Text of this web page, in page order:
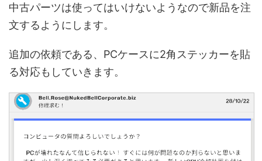
中古パーツは使ってはいけないようなので新品を注
文するようにします。
追加の依頼である、PCケースに2角ステッカーを貼
る対応もしていきます。